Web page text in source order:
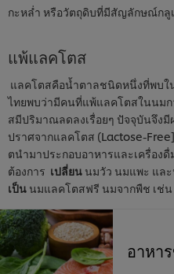
กะหล่ำ หรือวัตถุดิบที่มีสัญลักษณ์กลู
แพ้แลคโตส
แลคโตสคือน้ำตาลชนิดหนึ่งที่พบใ
ไทยพบว่ามีคนที่แพ้แลคโตสในนมก
สมีปริมาณลดลงเรื่อยๆ ปัจจุบันจึ
ปราศจากแลคโตส (Lactose-
ตนํามาประกอบอาหารและเครื่อง
ต้องการ เปลี่ยน นมวัว นมแพะ แล
เป็น นมแลคโตสฟรี นมจากพืช เช่
อาหา